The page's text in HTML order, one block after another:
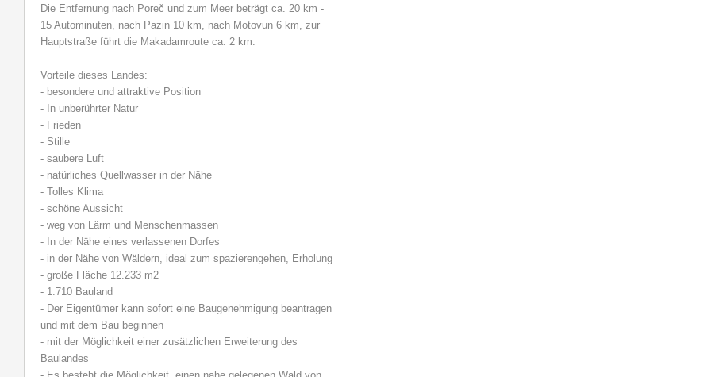
Die Entfernung nach Poreč und zum Meer beträgt ca. 20 km -
15 Autominuten, nach Pazin 10 km, nach Motovun 6 km, zur
Hauptstraße führt die Makadamroute ca. 2 km.
Vorteile dieses Landes:
- besondere und attraktive Position
- In unberührter Natur
- Frieden
- Stille
- saubere Luft
- natürliches Quellwasser in der Nähe
- Tolles Klima
- schöne Aussicht
- weg von Lärm und Menschenmassen
- In der Nähe eines verlassenen Dorfes
- in der Nähe von Wäldern, ideal zum spazierengehen, Erholung
- große Fläche 12.233 m2
- 1.710 Bauland
- Der Eigentümer kann sofort eine Baugenehmigung beantragen
und mit dem Bau beginnen
- mit der Möglichkeit einer zusätzlichen Erweiterung des
Baulandes